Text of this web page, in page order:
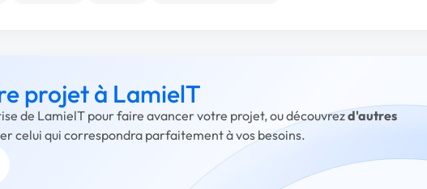
projet à LamielT
de LamielT pour faire avancer votre projet, ou découvrezd'autres
celui qui correspondra parfaitement à vos besoins.